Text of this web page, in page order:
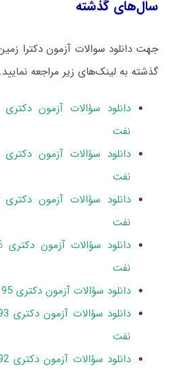
سال‌های گذشته
جهت دانلود سوالات آزمون دکترا
گذشته به لینک‌های زیر مراجعه نمایید.
نفت
نفت
نفت
نفت
دانلود سؤالات آزمون دکتری 95 مجموعه علوم زمین
نفت